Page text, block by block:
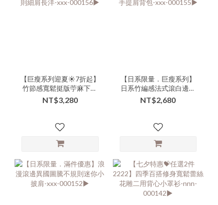
【巨瘦系列迎夏☀️7折起】
竹節感寬鬆挺版苧麻下擺
不規則細肩長洋-xxx-
000156▶
NT$3,280
【日系限量．巨瘦系列】
日系竹編感法式滾白邊大
蝴蝶結手提肩背包-xxx-
000155▶
NT$2,680